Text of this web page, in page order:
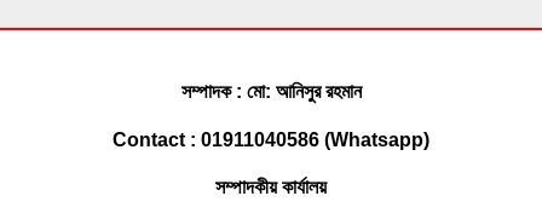
ফেনী সীমান্তে কোটি টাকার ভারতীয় চোরাই
সোনাগাজীতে মাছবোঝাই পিকআপ ছিনতাই,
সম্পাদক : মো: আনিসুর রহমান
Contact : 01911040586 (Whatsapp)
সম্পাদকীয় কার্যালয়